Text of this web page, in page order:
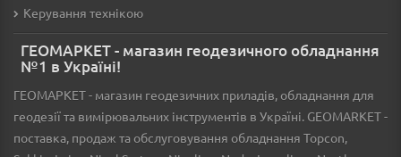
Керування технікою
ГЕОМАРКЕТ - магазин геодезичного обладнання
№1 в Україні!
ГЕОМАРКЕТ - магазин геодезичних приладів, обладнання для
геодезії та вимірювальних інструментів в Україні. GEOMARKET -
поставка, продаж та обслуговування обладнання Topcon,